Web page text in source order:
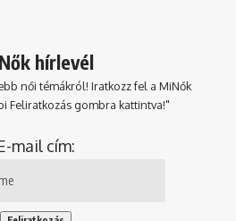
hírlevél
női témákról! Iratkozz fel a MiNők
Feliratkozás gombra kattintva!"
mail cím: